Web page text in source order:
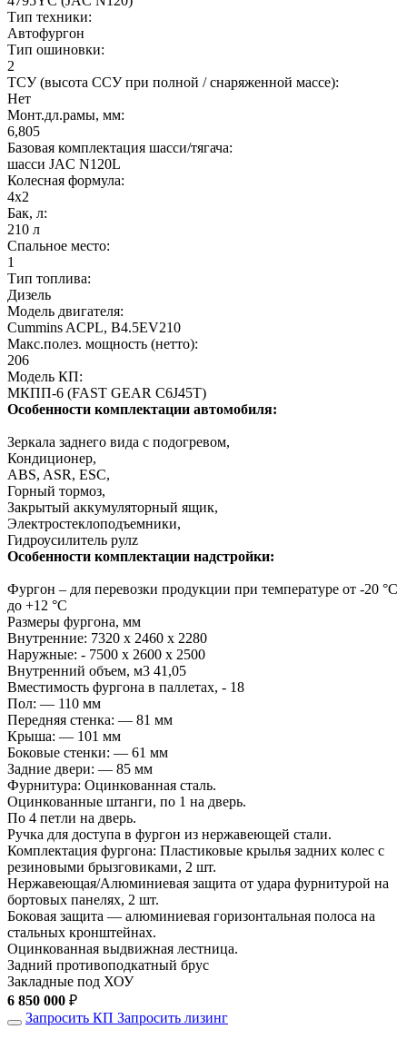
Тип техники:
Автофургон
Тип ошиновки:
2
ТСУ (высота ССУ при полной / снаряженной массе):
Нет
Монт.дл.рамы, мм:
6,805
Базовая комплектация шасси/тягача:
шасси JAC N120L
Колесная формула:
4х2
Бак, л:
210 л
Спальное место:
1
Тип топлива:
Дизель
Модель двигателя:
Cummins ACPL, B4.5EV210
Макс.полез. мощность (нетто):
206
Модель КП:
МКПП-6 (FAST GEAR C6J45T)
Особенности комплектации автомобиля:
Зеркала заднего вида с подогревом,
Кондиционер,
ABS, ASR, ESC,
Горный тормоз,
Закрытый аккумуляторный ящик,
Электростеклоподъемники,
Гидроусилитель рулz
Особенности комплектации надстройки:
Фургон – для перевозки продукции при температуре от -20 °С
до +12 °С
Размеры фургона, мм
Внутренние: 7320 х 2460 х 2280
Наружные: - 7500 х 2600 х 2500
Внутренний объем, м3 41,05
Вместимость фургона в паллетах, - 18
Пол: — 110 мм
Передняя стенка: — 81 мм
Крыша: — 101 мм
Боковые стенки: — 61 мм
Задние двери: — 85 мм
Фурнитура: Оцинкованная сталь.
Оцинкованные штанги, по 1 на дверь.
По 4 петли на дверь.
Ручка для доступа в фургон из нержавеющей стали.
Комплектация фургона: Пластиковые крылья задних колес с
резиновыми брызговиками, 2 шт.
Нержавеющая/Алюминиевая защита от удара фурнитурой на
бортовых панелях, 2 шт.
Боковая защита — алюминиевая горизонтальная полоса на
стальных кронштейнах.
Оцинкованная выдвижная лестница.
Задний противоподкатный брус
Закладные под ХОУ
6 850 000 ₽
Запросить КП Запросить лизинг